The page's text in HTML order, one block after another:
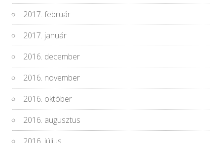
2017. február
2017. január
2016. december
2016. november
2016. október
2016. augusztus